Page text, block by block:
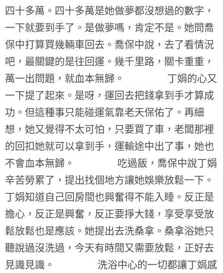
四十多萬。四十多萬是她做夢都沒想過的數字，
一下就要到手了。是做夢嗎，肯定不是。她問喬
保中打算買幾輛車回去。喬保中說，去了看情況
吧，最關鍵的是往回運。幾千里路，關卡重重，
萬一出問題，就血本無歸。 丁娟的心又
一下提了起來。是呀，運回去把錢拿到手才算成
功。但這種事只能碰運氣靠老天保佑了。再細
想，她又覺得不太可怕，只要買了車，老闆那裡
的回扣她就可以拿到手，運輸途中出了事，她也
不會血本無歸。 吃過飯，喬保中說丁娟
辛苦勞累了，提出找個地方讓她娛樂放鬆一下。
丁娟知道自己回房間也興奮得不能入睡。反正是
擔心，反正是興奮，反正要掙大錢，享受享受放
鬆放鬆也是應該。她提出去洗桑拿。桑拿浴她只
聽說過沒洗過，今天有時間又需要放鬆，正好去
見識見識。 洗浴中心的一切都讓丁娟感